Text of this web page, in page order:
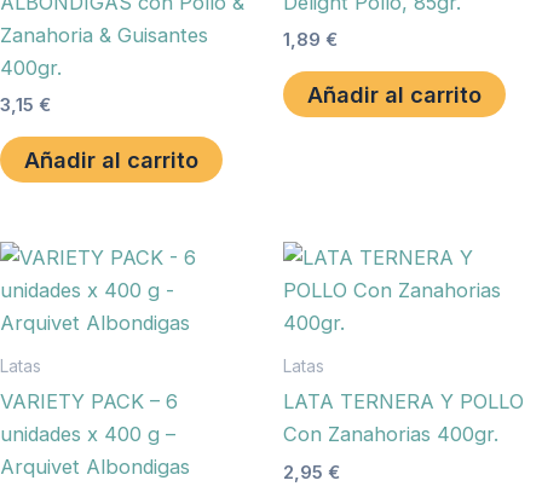
Zanahoria & Guisantes
400gr.
3,15 €
Añadir al carrito
1,89 €
Añadir al carrito
Latas
VARIETY PACK – 6
unidades x 400 g –
Arquivet Albondigas
Latas
LATA TERNERA Y POLLO
Con Zanahorias 400gr.
2,95 €